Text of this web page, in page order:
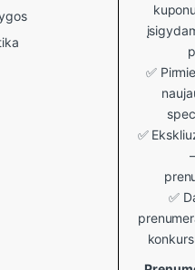
✅
✅
✅